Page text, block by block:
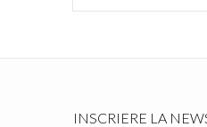
INSCRIERE LA